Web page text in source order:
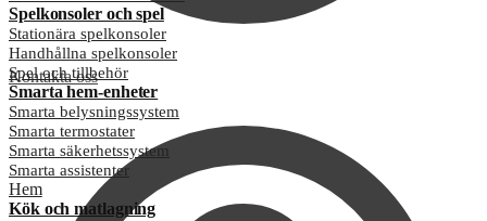
Kontakta oss
Spelkonsoler och spel
Stationära spelkonsoler
Handhållna spelkonsoler
Spel och tillbehör
Smarta hem-enheter
Smarta belysningssystem
Smarta termostater
Smarta säkerhetssystem
Smarta assistenter
Hem
Kök och matlagning